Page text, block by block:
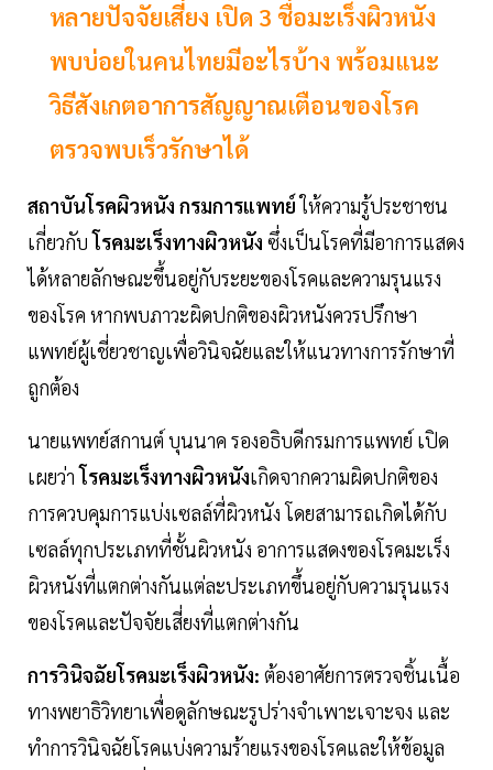
หลายปัจจัยเสี่ยง เปิด 3 ชื่อมะเร็งผิวหนัง
พบบ่อยในคนไทยมีอะไรบ้าง พร้อมแนะ
วิธีสังเกตอาการสัญญาณเตือนของโรค
ตรวจพบเร็วรักษาได้
สถาบันโรคผิวหนัง กรมการแพทย์ให้ความรู้ประชาชน
เกี่ยวกับโรคมะเร็งทางผิวหนัง ซึ่งเป็นโรคที่มีอาการแสดง
ได้หลายลักษณะขึ้นอยู่กับระยะของโรคและความรุนแรง
ของโรค หากพบภาวะผิดปกติของผิวหนังควรปรึกษา
แพทย์ผู้เชี่ยวชาญเพื่อวินิจฉัยและให้แนวทางการรักษาที่
ถูกต้อง
นายแพทย์สกานต์ บุนนาค รองอธิบดีกรมการแพทย์ เปิด
เผยว่าโรคมะเร็งทางผิวหนังเกิดจากความผิดปกติของ
การควบคุมการแบ่งเซลล์ที่ผิวหนัง โดยสามารถเกิดได้กับ
เซลล์ทุกประเภทที่ชั้นผิวหนัง อาการแสดงของโรคมะเร็ง
ผิวหนังที่แตกต่างกันแต่ละประเภทขึ้นอยู่กับความรุนแรง
ของโรคและปัจจัยเสี่ยงที่แตกต่างกัน
การวินิจฉัยโรคมะเร็งผิวหนัง: ต้องอาศัยการตรวจชิ้นเนื้อ
ทางพยาธิวิทยาเพื่อดูลักษณะรูปร่างจำเพาะเจาะจง และ
ทำการวินิจฉัยโรคแบ่งความร้ายแรงของโรคและให้ข้อมูล